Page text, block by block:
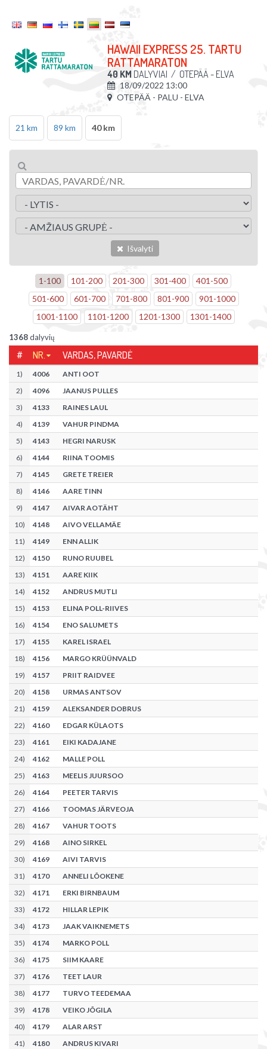
HAWAII EXPRESS 25. TARTU
RATTAMARATON
40 KM DALYVIAI / OTEPÄÄ - ELVA
18/09/2022 13:00
OTEPÄÄ - PALU - ELVA
21 km 89 km 40 km
Išvalyti
1-100 101-200 201-300 301-400 401-500
501-600 601-700 701-800 801-900 901-1000
1001-1100 1101-1200 1201-1300 1301-1400
1368dalyvių
# NR. VARDAS, PAVARDĖ
1) 4006
ANTI OOT
2) 4096
JAANUS PULLES
3) 4133
RAINES LAUL
4) 4139
VAHUR PINDMA
5) 4143
HEGRI NARUSK
6) 4144
RIINA TOOMIS
7) 4145
GRETE TREIER
8) 4146
AARE TINN
9) 4147
AIVAR AOTÄHT
10) 4148
AIVO VELLAMÄE
11) 4149
ENN ALLIK
12) 4150
RUNO RUUBEL
13) 4151
AARE KIIK
14) 4152
ANDRUS MUTLI
15) 4153
ELINA POLL-RIIVES
16) 4154
ENO SALUMETS
17) 4155
KAREL ISRAEL
18) 4156
MARGO KRÜÜNVALD
19) 4157
PRIIT RAIDVEE
20) 4158
URMAS ANTSOV
21) 4159
ALEKSANDER DOBRUS
22) 4160
EDGAR KÜLAOTS
23) 4161
EIKI KADAJANE
24) 4162
MALLE POLL
25) 4163
MEELIS JUURSOO
26) 4164
PEETER TARVIS
27) 4166
TOOMAS JÄRVEOJA
28) 4167
VAHUR TOOTS
29) 4168
AINO SIRKEL
30) 4169
AIVI TARVIS
31) 4170
ANNELI LÕOKENE
32) 4171
ERKI BIRNBAUM
33) 4172
HILLAR LEPIK
34) 4173
JAAK VAIKNEMETS
35) 4174
MARKO POLL
36) 4175
SIIM KAARE
37) 4176
TEET LAUR
38) 4177
TURVO TEEDEMAA
39) 4178
VEIKO JÕGILA
40) 4179
ALAR ARST
41) 4180
ANDRUS KIVARI